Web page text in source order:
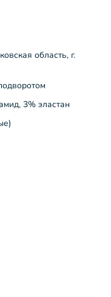
область, г.
3% эластан